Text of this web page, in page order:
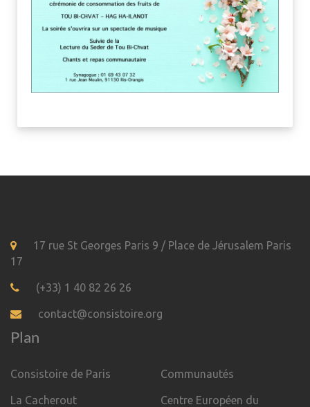
17 rue St Georges Paris 9 / Place de Jérusalem Paris
17
(+33) 1 40 82 26 26
contact@consistoire.org
Plan
Consistoire de Paris
La Cacherout
Communautés
Centre Européen du